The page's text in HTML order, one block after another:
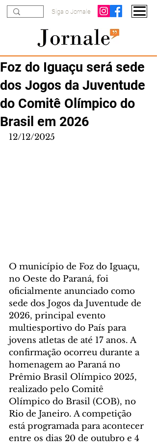
Siga o Jornale
Foz do Iguaçu será sede
dos Jogos da Juventude
do Comitê Olímpico do
Brasil em 2026
12/12/2025
O município de Foz do Iguaçu,
no Oeste do Paraná, foi
oficialmente anunciado como
sede dos Jogos da Juventude de
2026, principal evento
multiesportivo do País para
jovens atletas de até 17 anos. A
confirmação ocorreu durante a
homenagem ao Paraná no
Prêmio Brasil Olímpico 2025,
realizado pelo Comitê
Olímpico do Brasil (COB), no
Rio de Janeiro. A competição
está programada para acontecer
entre os dias 20 de outubro e 4